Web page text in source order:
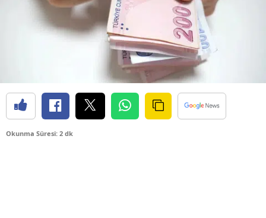
Okunma Süresi: 2 dk